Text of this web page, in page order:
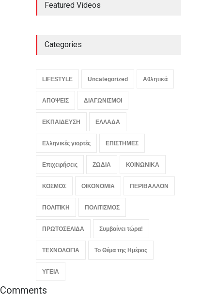
Featured Videos
Categories
LIFESTYLE Uncategorized Αθλητικά
ΑΠΟΨΕΙΣ ΔΙΑΓΩΝΙΣΜΟΙ
ΕΚΠΑΙΔΕΥΣΗ ΕΛΛΑΔΑ
Ελληνικές γιορτές ΕΠΙΣΤΗΜΕΣ
Επιχειρήσεις ΖΩΔΙΑ ΚΟΙΝΩΝΙΚΑ
ΚΟΣΜΟΣ ΟΙΚΟΝΟΜΙΑ ΠΕΡΙΒΑΛΛΟΝ
ΠΟΛΙΤΙΚΗ ΠΟΛΙΤΙΣΜΟΣ
ΠΡΩΤΟΣΕΛΙΔΑ Συμβαίνει τώρα!
ΤΕΧΝΟΛΟΓΙΑ Το Θέμα της Ημέρας
ΥΓΕΙΑ
Comments